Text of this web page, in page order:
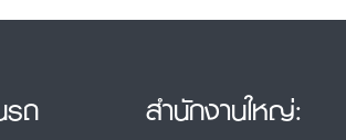
รถ สำนักงานใหญ่: